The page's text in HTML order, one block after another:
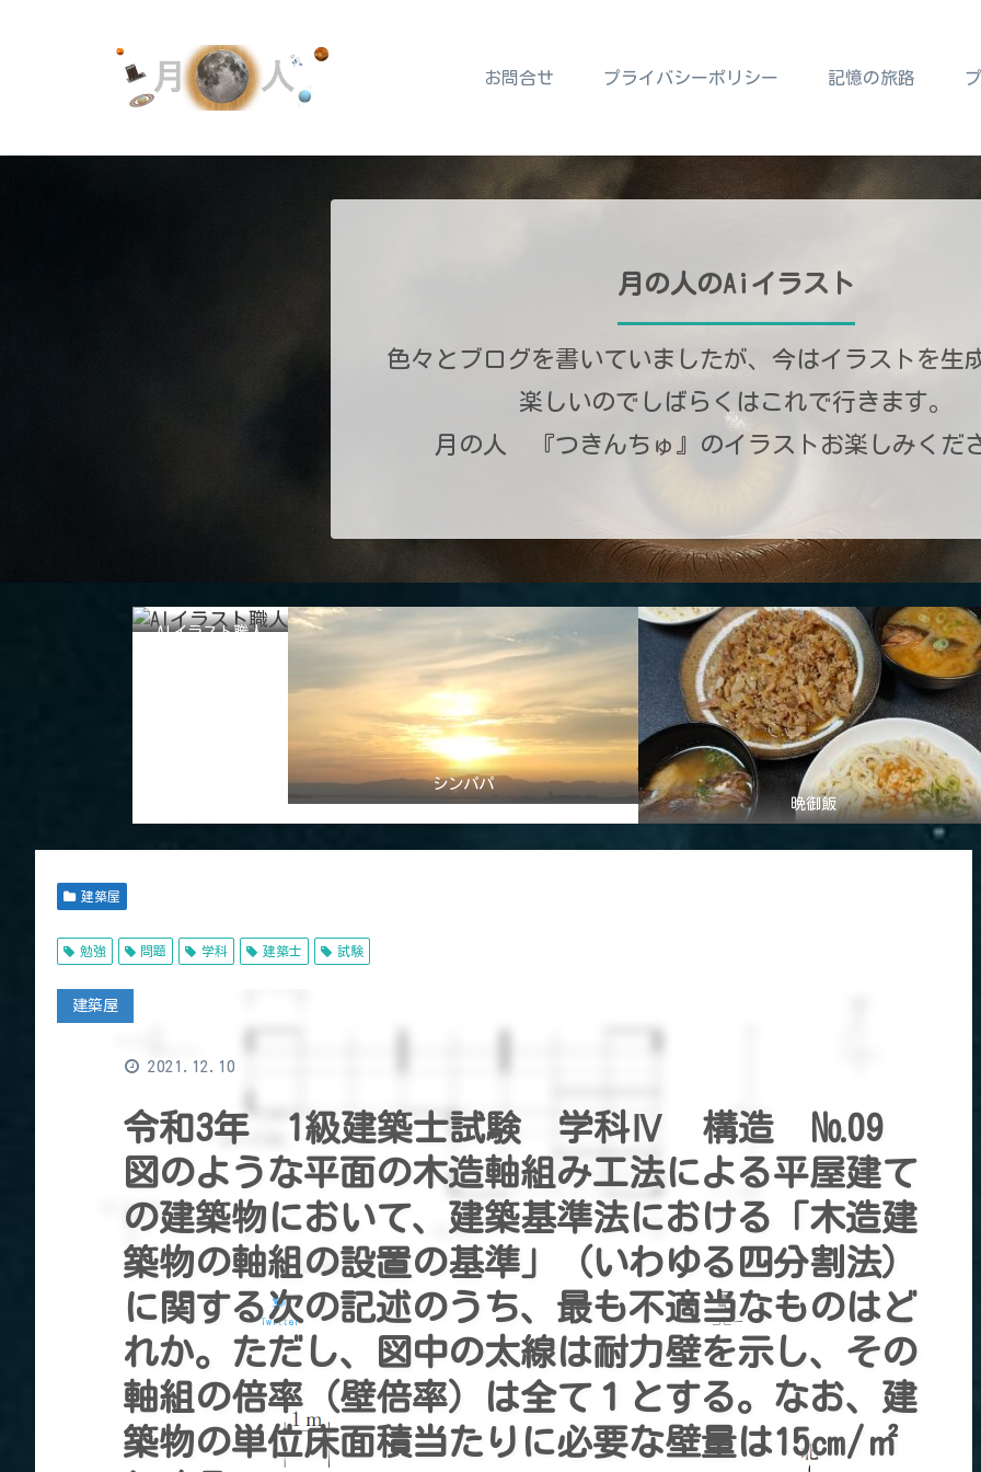
お問合せ プライバシーポリシー 記憶の旅路
月の人のAiイラスト
色々とブログを書いていましたが、今はイラストを生
楽しいのでしばらくはこれで行きます。
月の人 『つきんちゅ』のイラストお楽しみくだ
AIイラスト職人
シンパパ
晩御飯
建築屋
勉強 問題 学科 建築士 試験
令和3年 1級建築士試験 学科Ⅳ 構造 №09
図のような平面の木造軸組み工法による平屋建て
の建築物において、建築基準法における「木造建
築物の軸組の設置の基準」（いわゆる四分割法）
に関する次の記述のうち、最も不適当なものはど
れか。ただし、図中の太線は耐力壁を示し、その
軸組の倍率（壁倍率）は全て１とする。なお、建
築物の単位床面積当たりに必要な壁量は15㎝/㎡
建築屋
Twitter コピー
2021.12.10